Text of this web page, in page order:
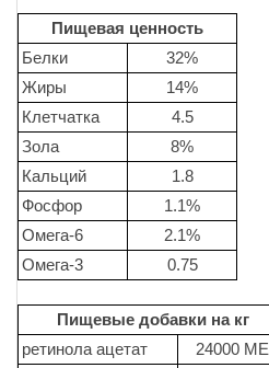
Пищевая ценность
Белки
32%
Жиры
14%
Клетчатка
4.5
Зола
8%
Кальций
1.8
Фосфор
1.1%
Омега-6
2.1%
Омега-3
0.75
Пищевые добавки на кг
ретинола ацетат
24000 МЕ